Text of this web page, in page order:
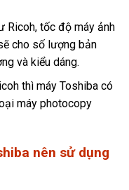
Ricoh, tốc độ máy ảnh
cho số lượng bản
và kiểu dáng.
thì máy Toshiba có
máy photocopy
nên sử dụng